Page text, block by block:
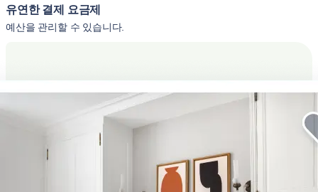
유연한 결제 요금제
예산을 관리할 수 있습니다.